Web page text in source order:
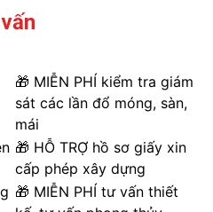
🎁 MIỄN PHÍ kiểm tra giám
sát các lần đổ móng, sàn,
mái
🎁 HỖ TRỢ hồ sơ giấy xin
cấp phép xây dựng
🎁 MIỄN PHÍ tư vấn thiết